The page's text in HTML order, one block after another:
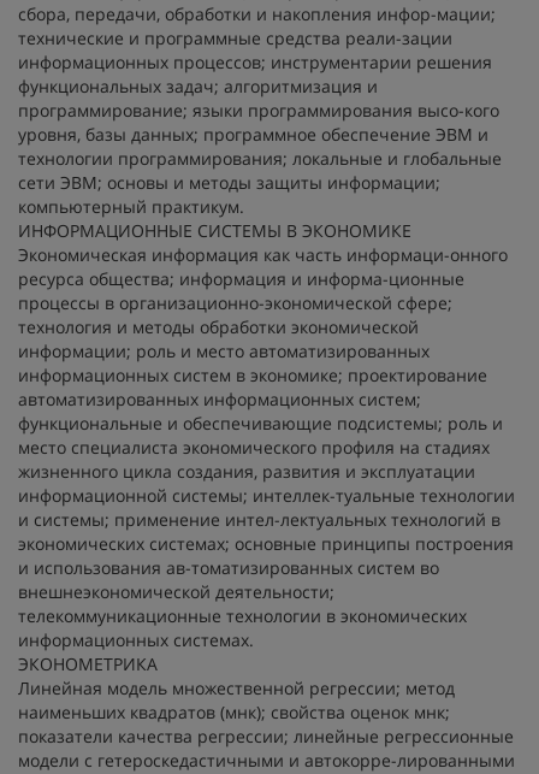
сбора, передачи, обработки и накопления инфор-мации;
технические и программные средства реали-зации
информационных процессов; инструментарии решения
функциональных задач; алгоритмизация и
программирование; языки программирования высо-кого
уровня, базы данных; программное обеспечение ЭВМ и
технологии программирования; локальные и глобальные
сети ЭВМ; основы и методы защиты информации;
компьютерный практикум.
ИНФОРМАЦИОННЫЕ СИСТЕМЫ В ЭКОНОМИКЕ
Экономическая информация как часть информаци-онного
ресурса общества; информация и информа-ционные
процессы в организационно-экономической сфере;
технология и методы обработки экономической
информации; роль и место автоматизированных
информационных систем в экономике; проектирование
автоматизированных информационных систем;
функциональные и обеспечивающие подсистемы; роль и
место специалиста экономического профиля на стадиях
жизненного цикла создания, развития и эксплуатации
информационной системы; интеллек-туальные технологии
и системы; применение интел-лектуальных технологий в
экономических системах; основные принципы построения
и использования ав-томатизированных систем во
внешнеэкономической деятельности;
телекоммуникационные технологии в экономических
информационных системах.
ЭКОНОМЕТРИКА
Линейная модель множественной регрессии; метод
наименьших квадратов (мнк); свойства оценок мнк;
показатели качества регрессии; линейные регрессионные
модели с гетероскедастичными и автокорре-лированными